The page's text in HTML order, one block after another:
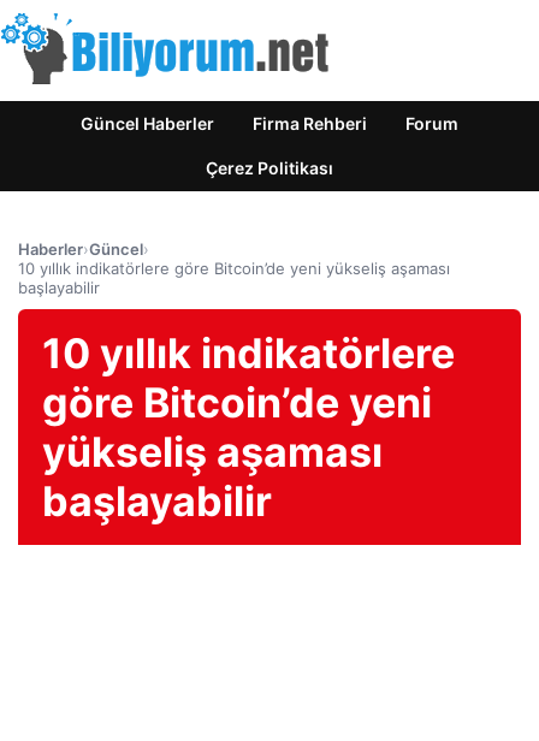
Güncel Haberler Firma Rehberi Forum
Çerez Politikası
Haberler›Güncel›
10 yıllık indikatörlere göre Bitcoin’de yeni yükseliş aşaması
başlayabilir
10 yıllık indikatörlere
göre Bitcoin’de yeni
yükseliş aşaması
başlayabilir